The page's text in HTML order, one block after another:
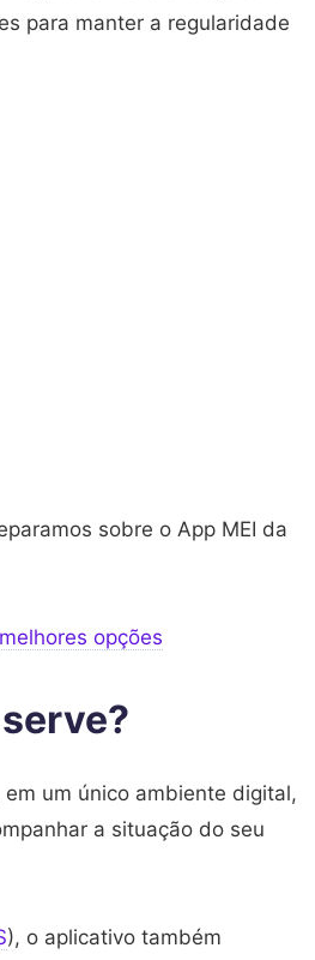
para manter a regularidade
sobre o App MEI da
opções
em um único ambiente digital,
a situação do seu
), o aplicativo também